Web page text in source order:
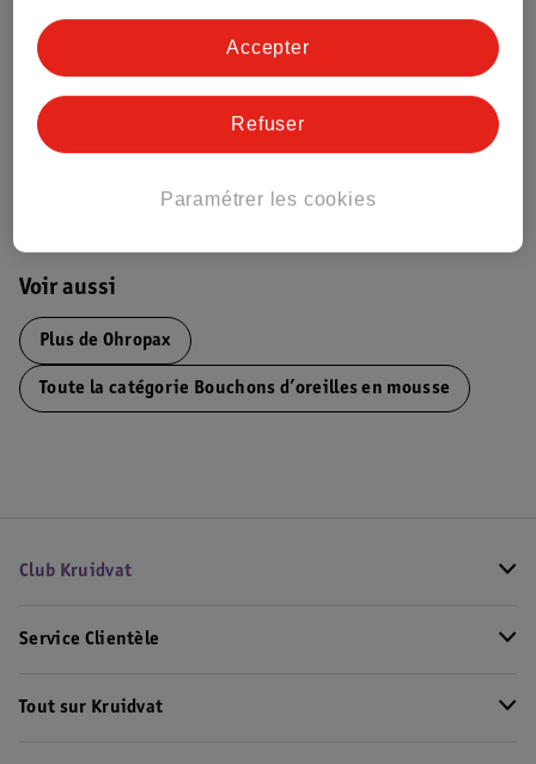
Nature Impact Score
Ce produit n’a (pas encore) de "Nature
Impact Score".
Plus d’informations
Informations sur la commande et la livraison
Voir aussi
Plus de Ohropax
Toute la catégorie Bouchons d’oreilles en mousse
Club Kruidvat
Service Clientèle
Tout sur Kruidvat
Paramétrer les cookies
Refuser
Accepter